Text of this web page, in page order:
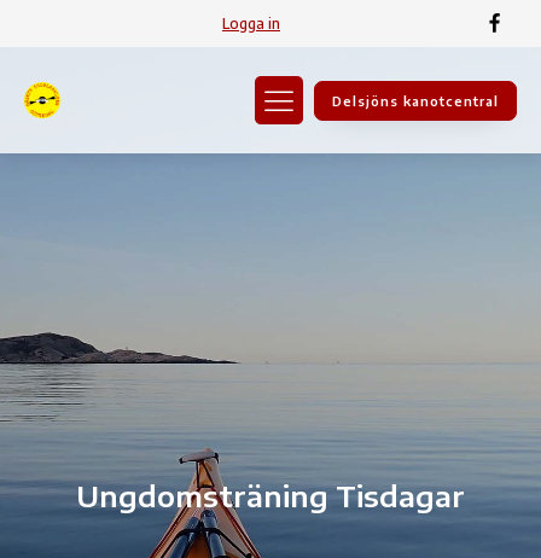
Logga in
Delsjöns kanotcentral
Ungdomsträning Tisdagar